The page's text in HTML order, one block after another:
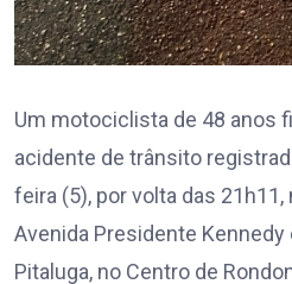
Um motociclista de 48 anos
acidente de trânsito
feira (5), por volta das
Avenida Presidente Kennedy
Pitaluga, no Centro de